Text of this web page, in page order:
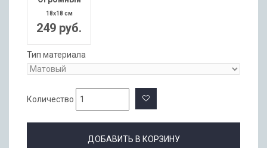
18x18 см
249 руб.
Тип материала
Количество
ДОБАВИТЬ В КОРЗИНУ